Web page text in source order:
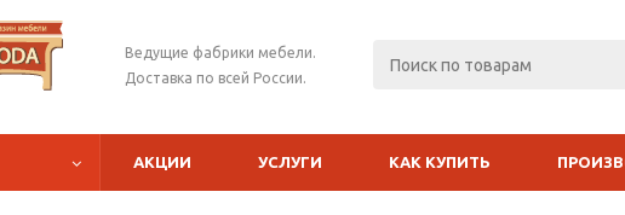
Ведущие фабрики мебели.
Доставка по всей России.
АКЦИИ УСЛУГИ КАК КУПИТЬ